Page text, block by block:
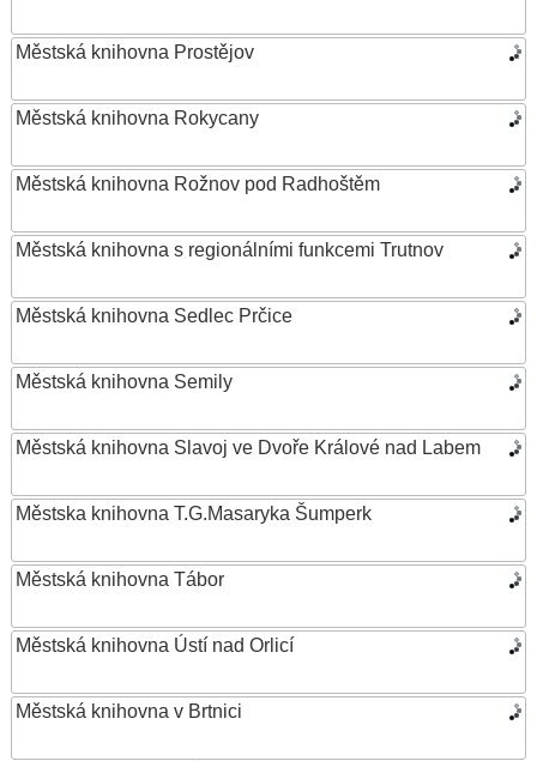
Městská knihovna Prostějov
Městská knihovna Rokycany
Městská knihovna Rožnov pod Radhoštěm
Městská knihovna s regionálními funkcemi Trutnov
Městská knihovna Sedlec Prčice
Městská knihovna Semily
Městská knihovna Slavoj ve Dvoře Králové nad Labem
Městska knihovna T.G.Masaryka Šumperk
Městská knihovna Tábor
Městská knihovna Ústí nad Orlicí
Městská knihovna v Brtnici